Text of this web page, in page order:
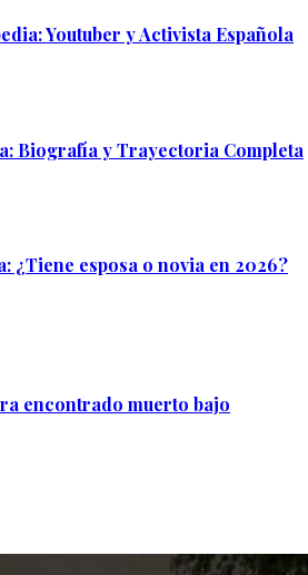
Youtuber y Activista Española
Biografía y Trayectoria Completa
¿Tiene esposa o novia en 2026?
encontrado muerto bajo